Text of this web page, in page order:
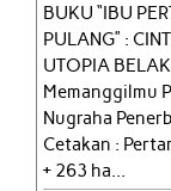
BUKU “IBU
PULANG” :
UTOPIA
Memanggilmu
Nugraha
Cetakan :
+ 263 ha...